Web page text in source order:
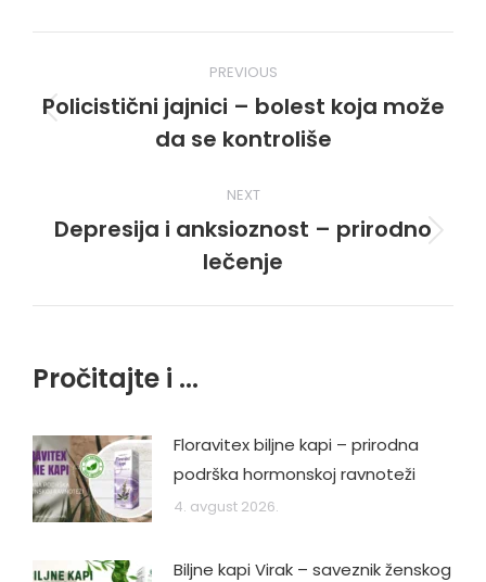
navigation
PREVIOUS
Previous
post:
Policistični jajnici – bolest koja može
da se kontroliše
NEXT
Next
post:
Depresija i anksioznost – prirodno
lečenje
Pročitajte i ...
Floravitex biljne kapi – prirodna
podrška hormonskoj ravnoteži
4. avgust 2026.
Biljne kapi Virak – saveznik ženskog